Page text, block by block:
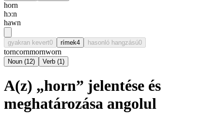
horn
hɔ:n
hawn
gyakran kevert0 rímek4 hasonló hangzású0
torncornmornworn
Noun (12) Verb (1)
A(z) „horn” jelentése és
meghatározása angolul